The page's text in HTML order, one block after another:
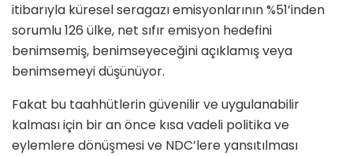
itibarıyla küresel seragazı emisyonlarının %51’inden
sorumlu 126 ülke, net sıfır emisyon hedefini
benimsemiş, benimseyeceğini açıklamış veya
benimsemeyi düşünüyor.
Fakat bu taahhütlerin güvenilir ve uygulanabilir
kalması için bir an önce kısa vadeli politika ve
eylemlere dönüşmesi ve NDC’lere yansıtılması